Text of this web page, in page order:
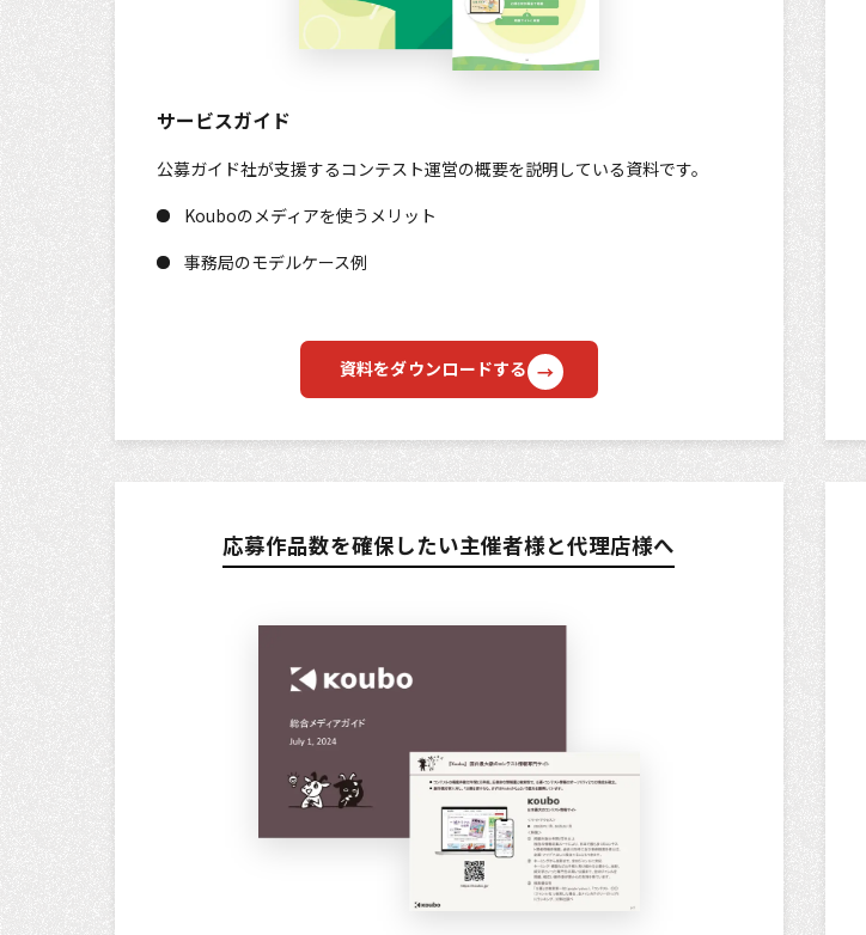
サービスガイド
公募ガイド社が支援するコンテスト運営の概要を説明している資料です。
Kouboのメディアを使うメリット
事務局のモデルケース例
資料をダウンロードする
応募作品数を確保したい主催者様と代理店様へ